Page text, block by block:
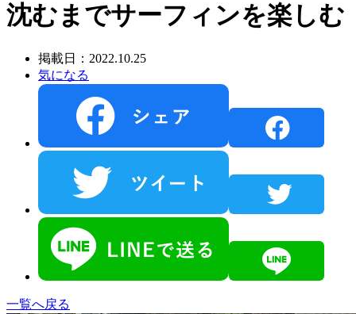
沈むまでサーフィンを楽しむ
掲載日：2022.10.25
気になる
一覧へ戻る